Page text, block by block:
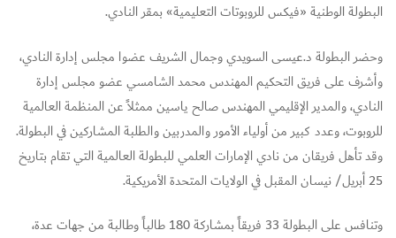
البطولة الوطنية «فيكس للروبوتات التعليمية» بمقر النادي.
وحضر البطولة د.عيسى السويدي وجمال الشريف عضوا مجلس إدارة النادي،
وأشرف على فريق التحكيم المهندس محمد الشامسي عضو مجلس إدارة
النادي، والمدير الإقليمي المهندس صالح ياسين ممثلاً عن المنظمة العالمية
للروبوت، وعدد كبير من أولياء الأمور والمدربين والطلبة المشاركين في البطولة.
وقد تأهل فريقان من نادي الإمارات العلمي للبطولة العالمية التي تقام بتاريخ
25 أبريل/ نيسان المقبل في الولايات المتحدة الأمريكية.
وتنافس على البطولة 33 فريقاً بمشاركة 180 طالباً وطالبة من جهات عدة،